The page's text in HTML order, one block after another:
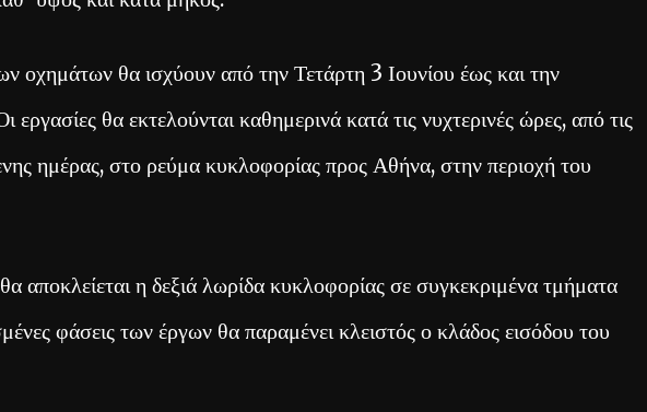
οχημάτων θα ισχύουν από την Τετάρτη 3 Ιουνίου έως και την
θα εκτελούνται καθημερινά κατά τις νυχτερινές ώρες, από τις
ημέρας, στο ρεύμα κυκλοφορίας προς Αθήνα, στην περιοχή του
αποκλείεται η δεξιά λωρίδα κυκλοφορίας σε συγκεκριμένα τμήματα
φάσεις των έργων θα παραμένει κλειστός ο κλάδος εισόδου του